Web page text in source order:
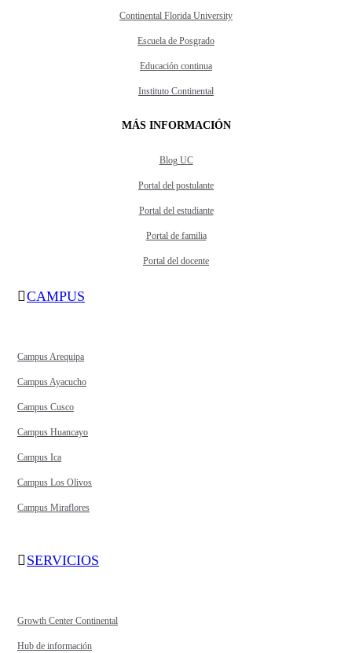
Continental Florida University
Escuela de Posgrado
Educación continua
Instituto Continental
MÁS INFORMACIÓN
Blog UC
Portal del postulante
Portal del estudiante
Portal de familia
Portal del docente
CAMPUS
Campus Arequipa
Campus Ayacucho
Campus Cusco
Campus Huancayo
Campus Ica
Campus Los Olivos
Campus Miraflores
SERVICIOS
Growth Center Continental
Hub de información